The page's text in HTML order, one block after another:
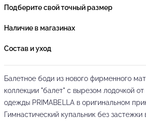
Подберите свой точный размер
Наличие в магазинах
Состав и уход
Балетное боди из нового фирменного
коллекции "балет" с вырезом лодочкой
одежды PRIMABELLA в оригинальном
Гимнастический купальник без застежки